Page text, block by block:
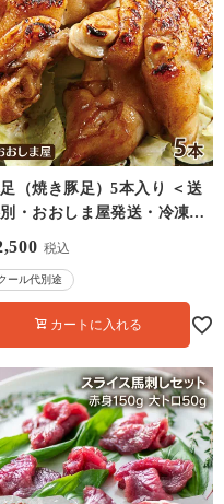
（焼き豚足）5本入り ＜送
・おおしま屋発送・冷凍
クール代別＞ トンソク と
屋（おおしまや）
】
税込
ール代別途
カートに入れる